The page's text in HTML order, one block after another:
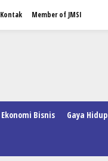
Kontak Member of JMSI
Ekonomi Bisnis Gaya Hidup